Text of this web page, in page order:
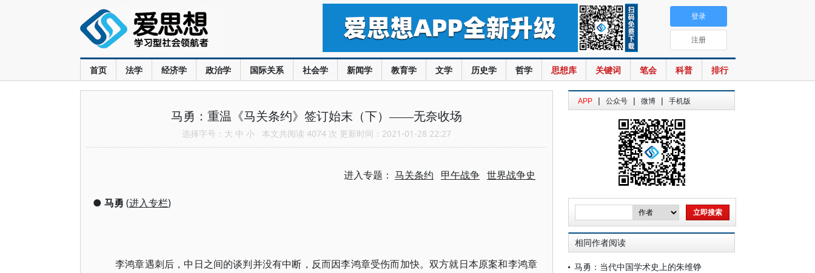
首页 法学 经济学 政治学 国际关系 社会学 新闻学 教育学 文学 历史学 哲学 思想库 关键词 笔会 科普 排行
登录
注册
马勇：重温《马关条约》签订始末（下）——无奈收场
选择字号： 大 中 小 本文共阅读 4074 次 更新时间：2021-01-28 22:27
进入专题： 马关条约 甲午战争 世界战争史
● 马勇 (进入专栏)
李鸿章遇刺后，中日之间的谈判并没有中断，反而因李鸿章受伤而加快。双方就日本原案和李鸿章
APP | 公众号 | 微博 | 手机版
相同作者阅读
马勇：当代中国学术史上的朱维铮